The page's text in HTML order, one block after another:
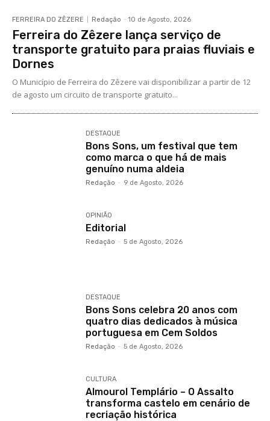
FERREIRA DO ZÊZERE Redação - 10 de Agosto, 2026
Ferreira do Zêzere lança serviço de
transporte gratuito para praias fluviais e
Dornes
O Município de Ferreira do Zêzere vai disponibilizar a partir de 12
de agosto um circuito de transporte gratuito...
DESTAQUE
Bons Sons, um festival que tem
como marca o que há de mais
genuíno numa aldeia
Redação - 9 de Agosto, 2026
OPINIÃO
Editorial
Redação - 5 de Agosto, 2026
DESTAQUE
Bons Sons celebra 20 anos com
quatro dias dedicados à música
portuguesa em Cem Soldos
Redação - 5 de Agosto, 2026
CULTURA
Almourol Templário – O Assalto
transforma castelo em cenário de
recriação histórica